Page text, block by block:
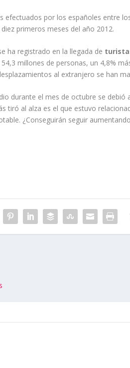
efectuados por los españoles entre
primeros meses del año 2012.
ha registrado en la llegada de
millones de personas, un 4,8%
al extranjero se han
durante el mes de octubre se debió
tiró al alza es el que estuvo
¿Conseguirán seguir